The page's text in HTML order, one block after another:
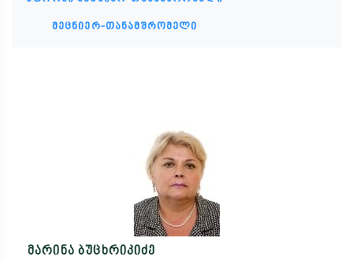
მეცნიერ-თანამშრომელი
მარინა ბუცხრიკიძე